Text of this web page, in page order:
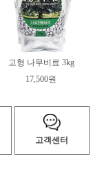
고형 나무비료 3kg
17,500원
고객센터